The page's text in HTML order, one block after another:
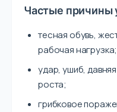
Частые причины
тесная обувь,
рабочая нагрузка;
удар, ушиб,
роста;
грибковое